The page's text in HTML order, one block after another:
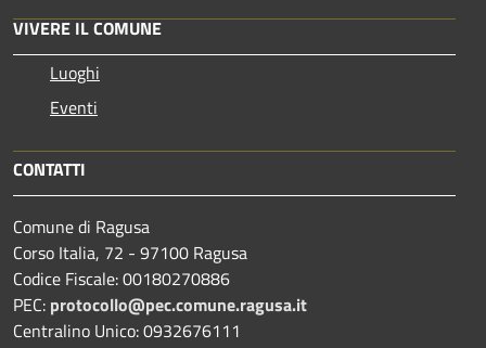
VIVERE IL COMUNE
Luoghi
Eventi
CONTATTI
Comune di Ragusa
Corso Italia, 72 - 97100 Ragusa
Codice Fiscale: 00180270886
PEC: protocollo@pec.comune.ragusa.it
Centralino Unico: 0932676111